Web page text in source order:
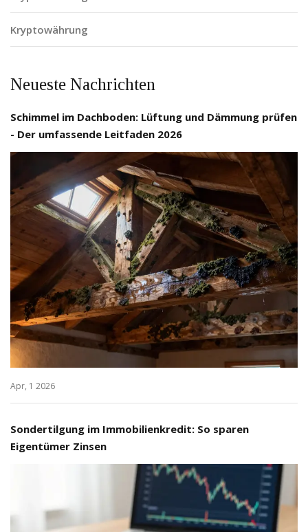
Kryptowährung
Neueste Nachrichten
Schimmel im Dachboden: Lüftung und Dämmung prüfen
- Der umfassende Leitfaden 2026
Apr, 1 2026
Sondertilgung im Immobilienkredit: So sparen
Eigentümer Zinsen